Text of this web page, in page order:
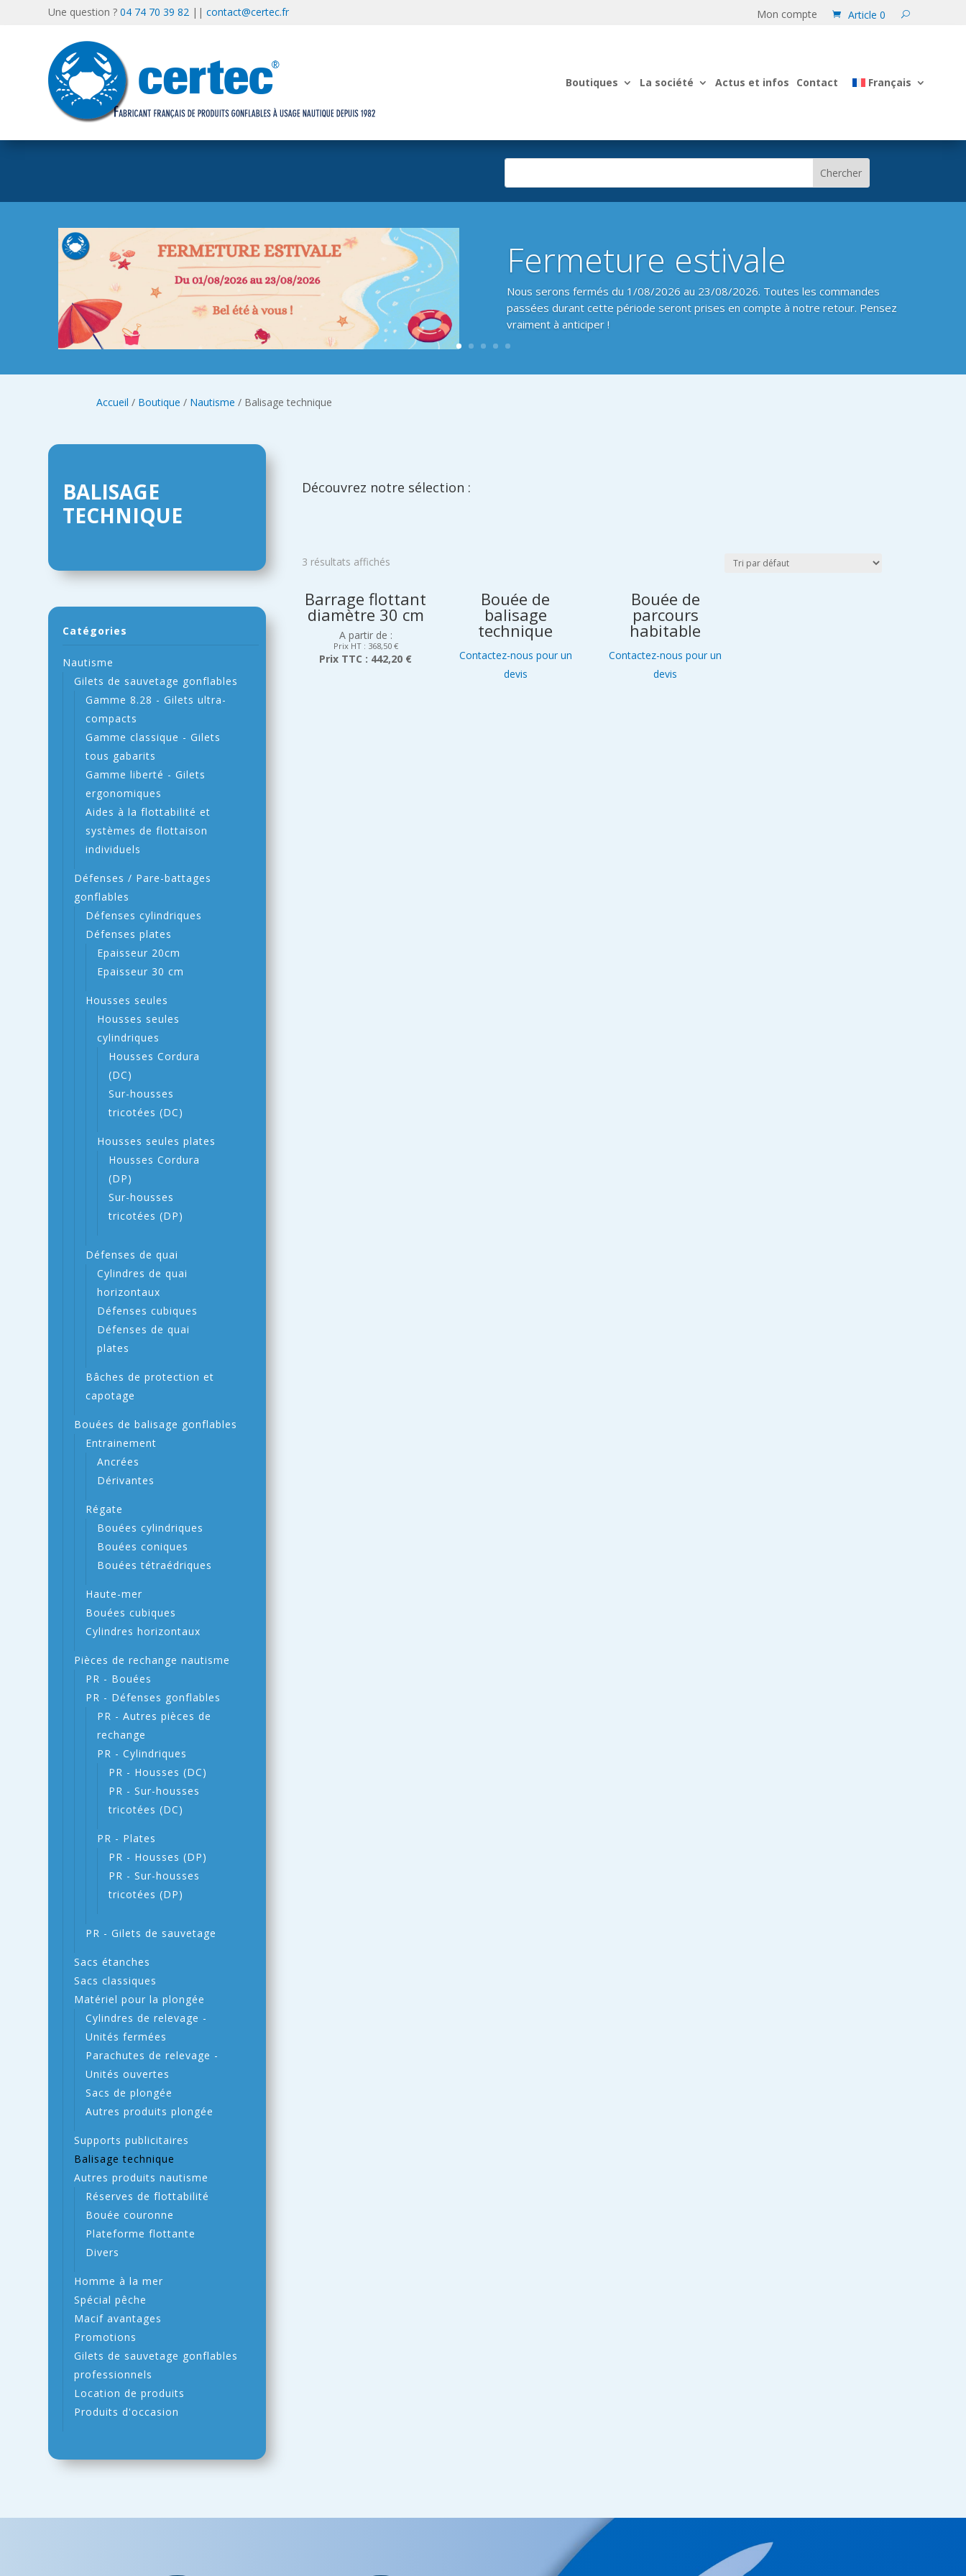
Une question ?04 74 70 39 82 ||contact@certec.fr Mon compte Article 0
Boutiques La société Actus et infos Contact Français
Fermeture estivale
Nous serons fermés du 1/08/2026 au 23/08/2026. Toutes les commandes
passées durant cette période seront prises en compte à notre retour. Pensez
vraiment à anticiper !
Accueil / Boutique / Nautisme / Balisage technique
BALISAGE
TECHNIQUE
Catégories
Nautisme
Gilets de sauvetage gonflables
Gamme 8.28 - Gilets ultra-
compacts
Gamme classique - Gilets
tous gabarits
Gamme liberté - Gilets
ergonomiques
Aides à la flottabilité et
systèmes de flottaison
individuels
Défenses / Pare-battages
gonflables
Défenses cylindriques
Défenses plates
Epaisseur 20cm
Epaisseur 30 cm
Housses seules
Housses seules
cylindriques
Housses Cordura
(DC)
Sur-housses
tricotées (DC)
Housses seules plates
Housses Cordura
(DP)
Sur-housses
tricotées (DP)
Défenses de quai
Cylindres de quai
horizontaux
Défenses cubiques
Défenses de quai
plates
Bâches de protection et
capotage
Bouées de balisage gonflables
Entrainement
Ancrées
Dérivantes
Régate
Bouées cylindriques
Bouées coniques
Bouées tétraédriques
Haute-mer
Bouées cubiques
Cylindres horizontaux
Pièces de rechange nautisme
PR - Bouées
PR - Défenses gonflables
PR - Autres pièces de
rechange
PR - Cylindriques
PR - Housses (DC)
PR - Sur-housses
tricotées (DC)
PR - Plates
PR - Housses (DP)
PR - Sur-housses
tricotées (DP)
PR - Gilets de sauvetage
Sacs étanches
Sacs classiques
Matériel pour la plongée
Cylindres de relevage -
Unités fermées
Parachutes de relevage -
Unités ouvertes
Sacs de plongée
Autres produits plongée
Supports publicitaires
Balisage technique
Autres produits nautisme
Réserves de flottabilité
Bouée couronne
Plateforme flottante
Divers
Homme à la mer
Spécial pêche
Macif avantages
Promotions
Gilets de sauvetage gonflables
professionnels
Location de produits
Produits d'occasion
Découvrez notre sélection :
3 résultats affichés
Barrage flottant
diamètre 30 cm
A partir de :
Prix HT : 368,50 €
Prix TTC : 442,20 €
Bouée de
balisage
technique
Contactez-nous pour un
devis
Bouée de
parcours
habitable
Contactez-nous pour un
devis